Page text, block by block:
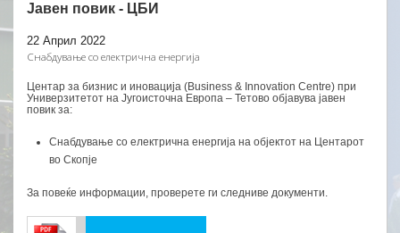
Јавен повик - ЦБИ
22 Април 2022
Снабдување со електрична енергија
Центар за бизнис и иновација (Business & Innovation Centre) при
Универзитетот на Југоисточна Европа – Тетово објавува јавен
повик за:
Снабдување со електрична енергија на објектот на Центарот
во Скопје
За повеќе информации, проверете ги следниве документи.